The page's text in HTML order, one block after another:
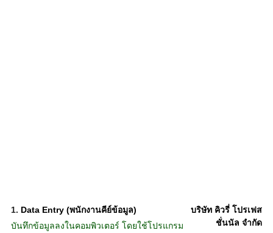
1. Data Entry (พนักงานคีย์ข้อมูล)
บันทึกข้อมูลลงในคอมพิวเตอร์ โดยใช้โปรแกรม
บริษัท คิวรี่ โปรเฟส
ชั่นนัล จำกัด